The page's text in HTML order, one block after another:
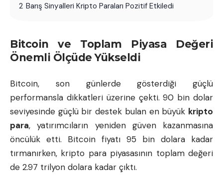
2 Barış Sinyalleri Kripto Paraları Pozitif Etkiledi
Bitcoin ve Toplam Piyasa Değeri
Önemli Ölçüde Yükseldi
Bitcoin, son günlerde gösterdiği güçlü
performansla dikkatleri üzerine çekti. 90 bin dolar
seviyesinde güçlü bir destek bulan en büyük kripto
para, yatırımcıların yeniden güven kazanmasına
öncülük etti. Bitcoin fiyatı 95 bin dolara kadar
tırmanırken, kripto para piyasasının toplam değeri
de 2.97 trilyon dolara kadar çıktı.